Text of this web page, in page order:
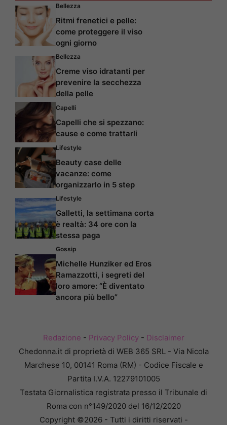
Bellezza
Ritmi frenetici e pelle:
come proteggere il viso
ogni giorno
Bellezza
Creme viso idratanti per
prevenire la secchezza
della pelle
Capelli
Capelli che si spezzano:
cause e come trattarli
Lifestyle
Beauty case delle
vacanze: come
organizzarlo in 5 step
Lifestyle
Galletti, la settimana corta
è realtà: 34 ore con la
stessa paga
Gossip
Michelle Hunziker ed Eros
Ramazzotti, i segreti del
loro amore: “È diventato
ancora più bello”
Redazione - Privacy Policy- Disclaimer
Chedonna.it di proprietà di WEB 365 SRL - Via Nicola
Marchese 10, 00141 Roma (RM) - Codice Fiscale e
Partita I.V.A. 12279101005
Testata Giornalistica registrata presso il Tribunale di
Roma con n°149/2020 del 16/12/2020
Copyright ©2026 - Tutti i diritti riservati -